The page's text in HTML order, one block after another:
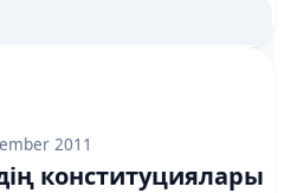
2011
конституциялары